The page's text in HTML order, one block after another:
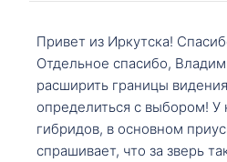
Привет из Иркутска!
Отдельное спасибо,
расширить границы
определиться с выбором! У
гибридов, в основном
спрашивает, что за зверь